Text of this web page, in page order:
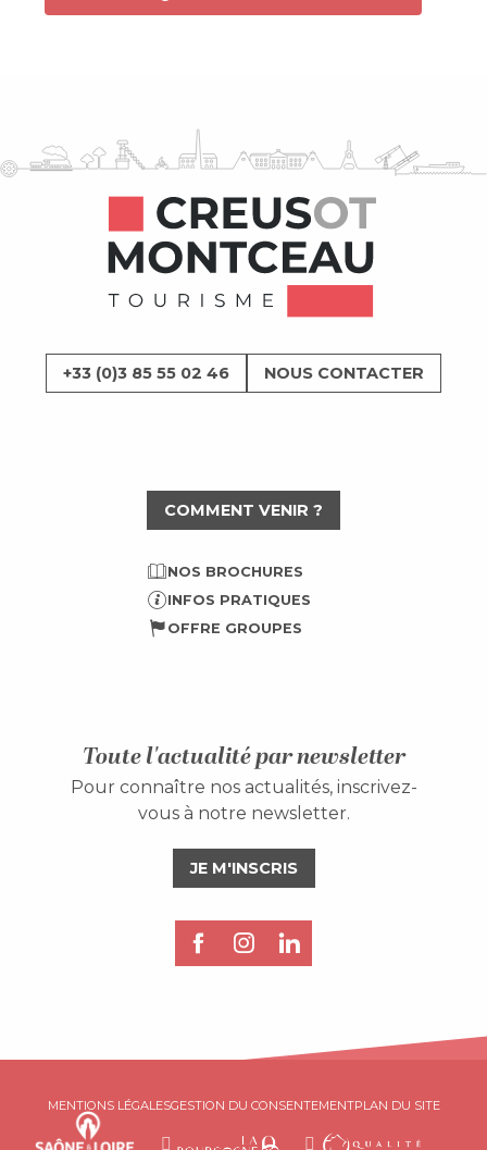
Description
COMMENT VENIR ?
NOS BROCHURES
INFOS PRATIQUES
OFFRE GROUPES
+33 (0)3 85 55 02 46 NOUS CONTACTER
Toute l'actualité par newsletter
Pour connaître nos actualités, inscrivez-
vous à notre newsletter.
JE M'INSCRIS
MENTIONS LÉGALESGESTION DU CONSENTEMENTPLAN DU SITE